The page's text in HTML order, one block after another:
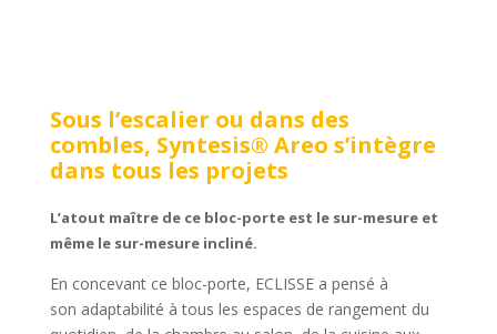
Sous l’escalier ou dans des
combles, Syntesis® Areo s’intègre
dans tous les projets
L’atout maître de ce bloc-porte est le sur-mesure et
même le sur-mesure incliné.
En concevant ce bloc-porte, ECLISSE a pensé à
son adaptabilité à tous les espaces de rangement du